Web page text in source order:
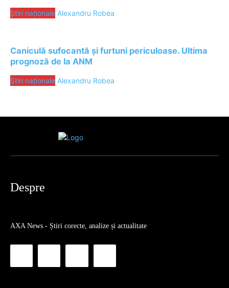
Știri naționale Alexandru Robea
Caniculă sufocantă și furtuni periculoase. Ultima
prognoză de la ANM
Știri naționale Alexandru Robea
Despre
AXA News - Știri corecte, analize și actualitate